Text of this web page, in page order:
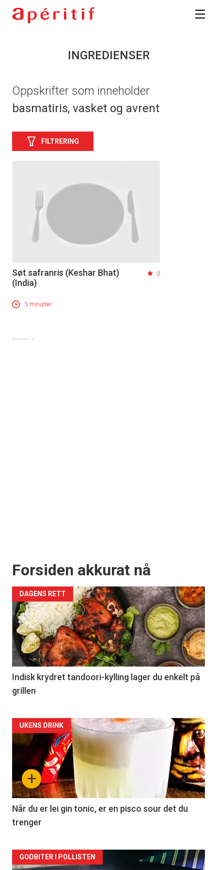
INGREDIENSER
Oppskrifter som inneholder
basmatiris, vasket og avrent
FILTRERING
Søt safranris (Keshar Bhat)
(India)
0
5 minutter
Forsiden akkurat nå
DAGENS RETT
Indisk krydret tandoori-kylling lager du enkelt på
grillen
Forsiden
akkurat
nå
-
2
+
UKENS DRINK
Når du er lei gin tonic, er en pisco sour det du
trenger
Forsiden
GODBITER I POLLISTEN